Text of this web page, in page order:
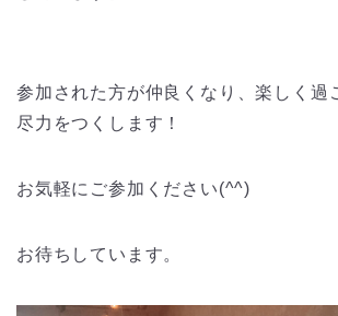
参加された方が仲良くなり、楽しく過
尽力をつくします！
お気軽にご参加ください(^^)
お待ちしています。